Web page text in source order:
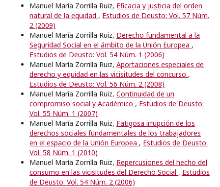
Manuel María Zorrilla Ruiz, Eficacia y justicia del orden
natural de la equidad , Estudios de Deusto: Vol. 57 Núm.
2 (2009)
Manuel María Zorrilla Ruiz, Derecho fundamental a la
Seguridad Social en el ámbito de la Unión Europea ,
Estudios de Deusto: Vol. 54 Núm. 1 (2006)
Manuel María Zorrilla Ruiz, Aportaciones especiales de
derecho y equidad en las vicisitudes del concurso ,
Estudios de Deusto: Vol. 56 Núm. 2 (2008)
Manuel María Zorrilla Ruiz, Continuidad de un
compromiso social y Académico , Estudios de Deusto:
Vol. 55 Núm. 1 (2007)
Manuel María Zorrilla Ruiz, Fatigosa irrupción de los
derechos sociales fundamentales de los trabajadores
en el espacio de la Unión Europea , Estudios de Deusto:
Vol. 58 Núm. 1 (2010)
Manuel María Zorrilla Ruiz, Repercusiones del hecho del
consumo en las vicisitudes del Derecho Social , Estudios
de Deusto: Vol. 54 Núm. 2 (2006)